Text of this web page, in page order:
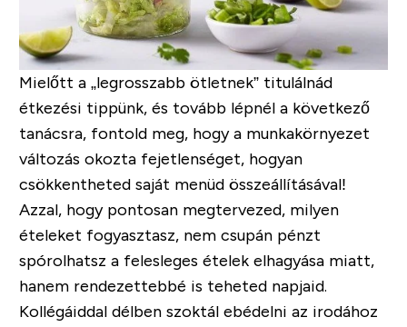
Mielőtt a „legrosszabb ötletnek”titulálnád
étkezési tippünk, és tovább lépnél a következő
tanácsra, fontold meg, hogy a munkakörnyezet
változás okozta fejetlenséget, hogyan
csökkentheted saját menüd összeállításával!
Azzal, hogy pontosan megtervezed, milyen
ételeket fogyasztasz, nem csupán pénzt
spórolhatsz a felesleges ételek elhagyása miatt,
hanem rendezettebbé is teheted napjaid.
Kollégáiddal délben szoktál ebédelni az irodához